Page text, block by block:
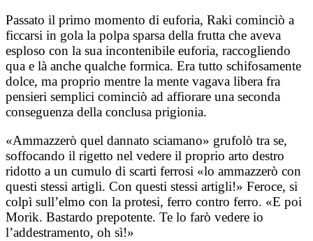
Passato il primo momento di euforia, Raki cominciò a
ficcarsi in gola la polpa sparsa della frutta che aveva
esploso con la sua incontenibile euforia, raccogliendo
qua e là anche qualche formica. Era tutto schifosamente
dolce, ma proprio mentre la mente vagava libera fra
pensieri semplici cominciò ad affiorare una seconda
conseguenza della conclusa prigionia.
«Ammazzerò quel dannato sciamano» grufolò tra se,
soffocando il rigetto nel vedere il proprio arto destro
ridotto a un cumulo di scarti ferrosi «lo ammazzerò con
questi stessi artigli. Con questi stessi artigli!» Feroce, si
colpì sull’elmo con la protesi, ferro contro ferro. «E poi
Morik. Bastardo prepotente. Te lo farò vedere io
l’addestramento, oh sì!»